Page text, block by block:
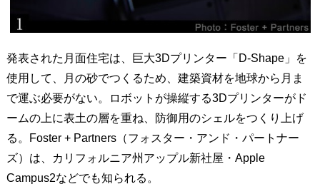
発表された月面住宅は、巨大3Dプリンター「D-Shape」を
使用して、月の砂でつくるため、建築資材を地球から月ま
で運ぶ必要がない。ロボットが操縦する3Dプリンターがド
ームの上に表土の層を重ね、防御用のシェルをつくり上げ
る。Foster + Partners（フォスター・アンド・パートナー
ズ）は、カリフォルニア州アップル新社屋・Apple
Campus2などでも知られる。